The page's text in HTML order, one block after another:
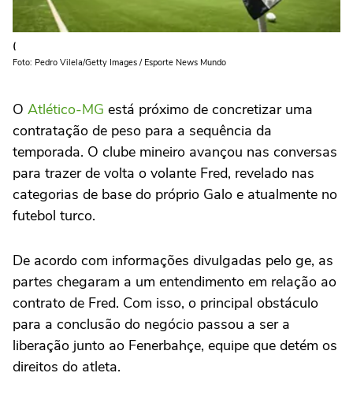
(
Foto: Pedro Vilela/Getty Images / Esporte News Mundo
O Atlético-MG está próximo de concretizar uma
contratação de peso para a sequência da
temporada. O clube mineiro avançou nas conversas
para trazer de volta o volante Fred, revelado nas
categorias de base do próprio Galo e atualmente no
futebol turco.
De acordo com informações divulgadas pelo ge, as
partes chegaram a um entendimento em relação ao
contrato de Fred. Com isso, o principal obstáculo
para a conclusão do negócio passou a ser a
liberação junto ao Fenerbahçe, equipe que detém os
direitos do atleta.